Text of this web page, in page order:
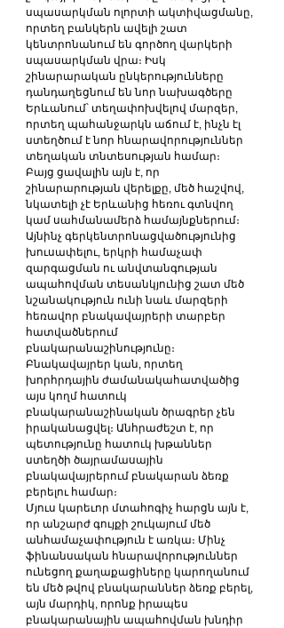
սպասարկման ոլորտի ակտիվացմանը,
որտեղ բանկերն ավելի շատ
կենտրոնանում են գործող վարկերի
սպասարկման վրա։ Իսկ
շինարարական ընկերությունները
դանդաղեցնում են նոր նախագծերը
Երևանում՝ տեղափոխվելով մարզեր,
որտեղ պահանջարկն աճում է, ինչն էլ
ստեղծում է նոր հնարավորություններ
տեղական տնտեսության համար։
Բայց ցավալին այն է, որ
շինարարության վերելքը, մեծ հաշվով,
նկատելի չէ Երևանից հեռու գտնվող
կամ սահմանամերձ համայնքներում։
Այնինչ գերկենտրոնացվածությունից
խուսափելու, երկրի համաչափ
զարգացման ու անվտանգության
ապահովման տեսանկյունից շատ մեծ
նշանակություն ունի նաև մարզերի
հեռավոր բնակավայրերի տարբեր
հատվածներում
բնակարանաշինությունը։
Բնակավայրեր կան, որտեղ
խորհրդային ժամանակահատվածից
այս կողմ հատուկ
բնակարանաշինական ծրագրեր չեն
իրականացվել։ Անհրաժեշտ է, որ
պետությունը հատուկ խթաններ
ստեղծի ծայրամասային
բնակավայրերում բնակարան ձեռք
բերելու համար։
Մյուս կարեւոր մտահոգիչ հարցն այն է,
որ անշարժ գույքի շուկայում մեծ
անհամաչափություն է առկա։ Մինչ
ֆինանսական հնարավորություններ
ունեցող քաղաքացիները կարողանում
են մեծ թվով բնակարաններ ձեռք բերել,
այն մարդիկ, որոնք իրապես
բնակարանային ապահովման խնդիր